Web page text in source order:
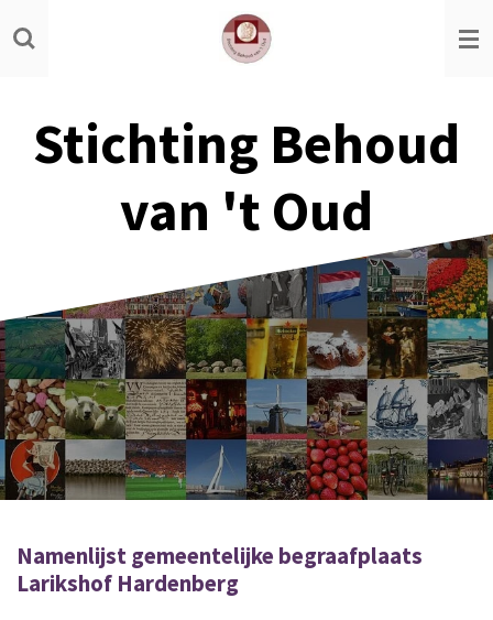
Ga
direct
hoofdinhoud
Stichting Behoud
van 't Oud
Namenlijst gemeentelijke begraafplaats
Larikshof Hardenberg